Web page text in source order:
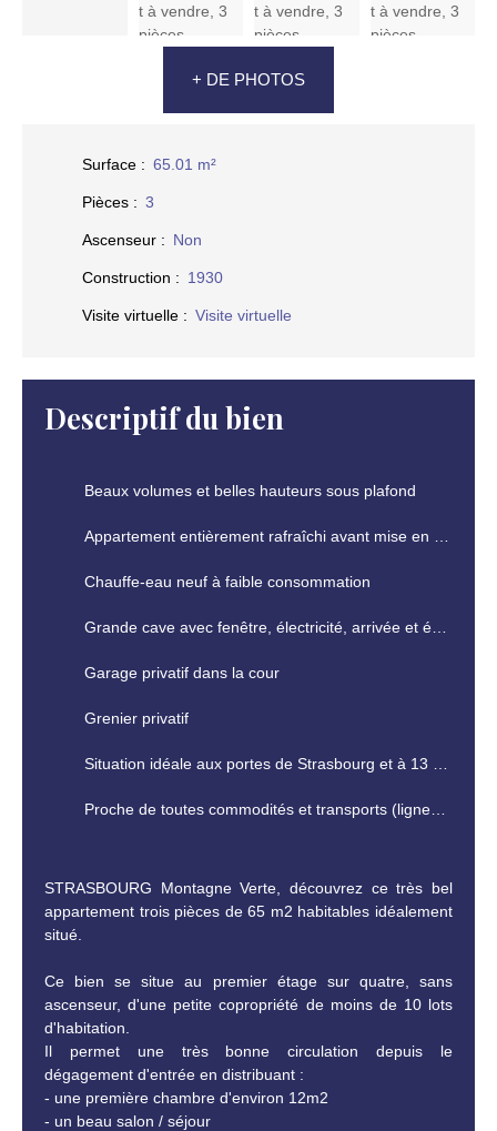
+ DE PHOTOS
Surface : 65.01 m²
Pièces : 3
Ascenseur : Non
Construction : 1930
Visite virtuelle : Visite virtuelle
Descriptif du bien
Beaux volumes et belles hauteurs sous plafond
Chauffe-eau neuf à faible consommation
Garage privatif dans la cour
Grenier privatif
STRASBOURG Montagne Verte, découvrez ce très bel
appartement trois pièces de 65 m2 habitables idéalement
situé.
Ce bien se situe au premier étage sur quatre, sans
ascenseur, d'une petite copropriété de moins de 10 lots
d'habitation.
Il permet une très bonne circulation depuis le
dégagement d'entrée en distribuant :
- une première chambre d'environ 12m2
- un beau salon / séjour